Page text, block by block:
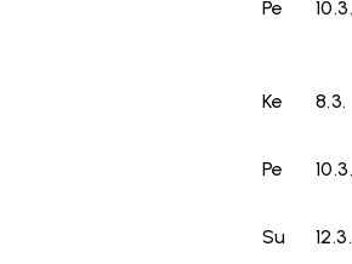
Pe
10.3.
Ke 8.3.
Pe 10.3.
Su 12.3.